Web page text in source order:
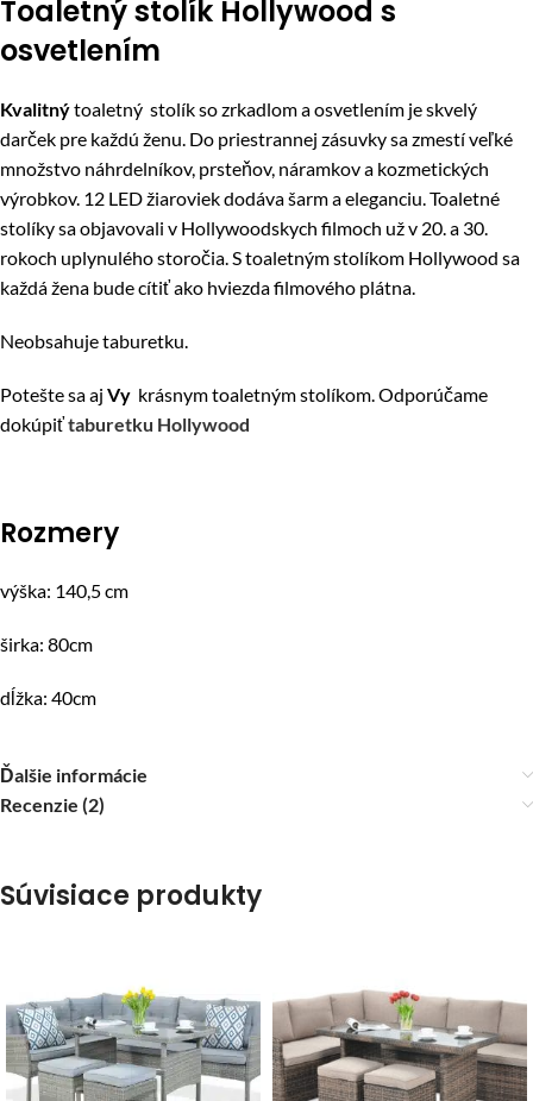
Toaletný stolík Hollywood s
osvetlením
Kvalitnýtoaletný stolík so zrkadlom a osvetlením je skvelý
darček pre každú ženu. Do priestrannej zásuvky sa zmestí veľké
množstvo náhrdelníkov, prsteňov, náramkov a kozmetických
výrobkov. 12 LED žiaroviek dodáva šarm a eleganciu. Toaletné
stolíky sa objavovali v Hollywoodskych filmoch už v 20. a 30.
rokoch uplynulého storočia. S toaletným stolíkom Hollywood sa
každá žena bude cítiť ako hviezda filmového plátna.
Neobsahuje taburetku.
Potešte sa aj Vy krásnym toaletným stolíkom. Odporúčame
dokúpiťtaburetku Hollywood
Rozmery
výška: 140,5 cm
širka: 80cm
dĺžka: 40cm
Ďalšie informácie
Recenzie (2)
Súvisiace produkty